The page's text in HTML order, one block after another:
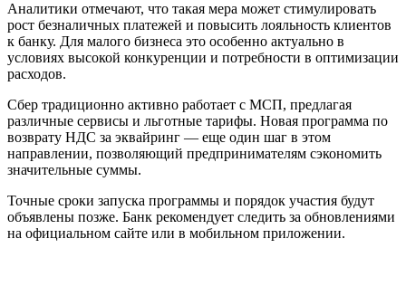
Аналитики отмечают, что такая мера может стимулировать
рост безналичных платежей и повысить лояльность клиентов
к банку. Для малого бизнеса это особенно актуально в
условиях высокой конкуренции и потребности в оптимизации
расходов.
Сбер традиционно активно работает с МСП, предлагая
различные сервисы и льготные тарифы. Новая программа по
возврату НДС за эквайринг — еще один шаг в этом
направлении, позволяющий предпринимателям сэкономить
значительные суммы.
Точные сроки запуска программы и порядок участия будут
объявлены позже. Банк рекомендует следить за обновлениями
на официальном сайте или в мобильном приложении.